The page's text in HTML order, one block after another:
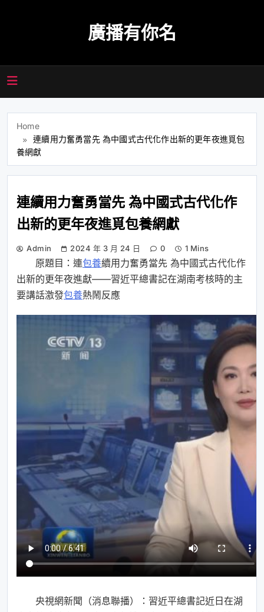
廣播有你名
Home
連續用力奮勇當先 為中國式古代化作出新的更年夜進覓包
養網獻
連續用力奮勇當先 為中國式古代化作
出新的更年夜進覓包養網獻
Admin 2024 年 3 月 24 日 0 1 Mins
原題目：連包養續用力奮勇當先 為中國式古代化作
出新的更年夜進獻——習近平總書記在湖南考核時的主
要講話激發包養熱鬧反應
央視網新聞（消息聯播）：習近平總書記近日在湖